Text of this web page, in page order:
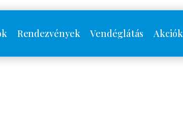
Rendezvények Vendéglátás Akciók